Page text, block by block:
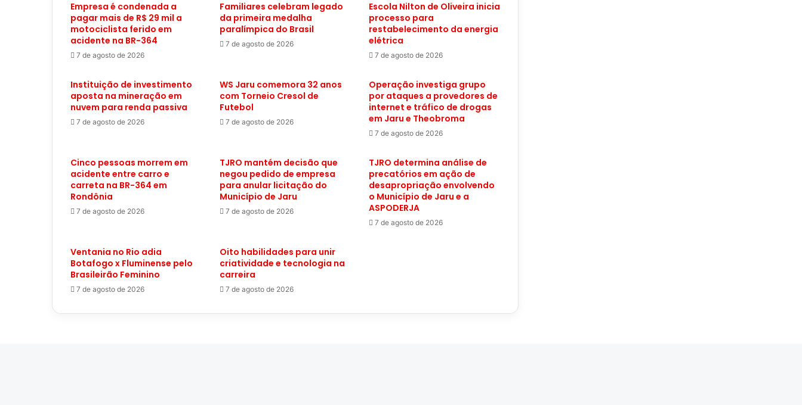
Empresa é condenada a
pagar mais de R$ 29 mil a
motociclista ferido em
acidente na BR-364
7 de agosto de 2026
Familiares celebram legado
da primeira medalha
paralímpica do Brasil
7 de agosto de 2026
Escola Nilton de Oliveira inicia
processo para
restabelecimento da energia
elétrica
7 de agosto de 2026
Instituição de investimento
aposta na mineração em
nuvem para renda passiva
7 de agosto de 2026
WS Jaru comemora 32 anos
com Torneio Cresol de
Futebol
7 de agosto de 2026
Operação investiga grupo
por ataques a provedores de
internet e tráfico de drogas
em Jaru e Theobroma
7 de agosto de 2026
Cinco pessoas morrem em
acidente entre carro e
carreta na BR-364 em
Rondônia
7 de agosto de 2026
TJRO mantém decisão que
negou pedido de empresa
para anular licitação do
Município de Jaru
7 de agosto de 2026
TJRO determina análise de
precatórios em ação de
desapropriação envolvendo
o Município de Jaru e a
ASPODERJA
7 de agosto de 2026
Ventania no Rio adia
Botafogo x Fluminense pelo
Brasileirão Feminino
7 de agosto de 2026
Oito habilidades para unir
criatividade e tecnologia na
carreira
7 de agosto de 2026